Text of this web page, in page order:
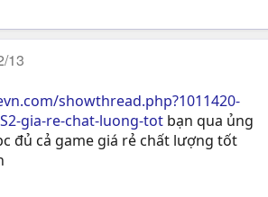
13
showthread.php?1011420-
gia-re-chat-luong-tot bạn qua ủng
đủ cả game giá rẻ chất lượng tốt